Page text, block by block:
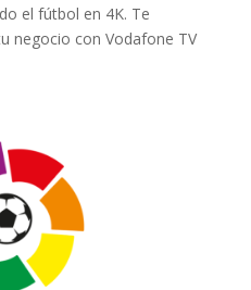
el fútbol en 4K. Te
negocio con Vodafone TV